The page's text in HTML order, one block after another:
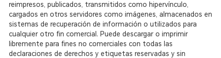
reimpresos, publicados, transmitidos como hipervínculo,
cargados en otros servidores como imágenes, almacenados en
sistemas de recuperación de información o utilizados para
cualquier otro fin comercial. Puede descargar o imprimir
libremente para fines no comerciales con todas las
declaraciones de derechos y etiquetas reservadas y sin